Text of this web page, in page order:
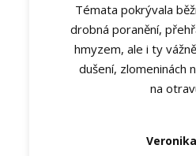
Témata pokrývala
drobná poranění,
hmyzem, ale i ty
dušení, zlomeninách
na